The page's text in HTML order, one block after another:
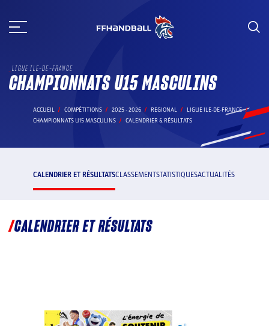
au
LIGUE ILE-DE-FRANCE
CHAMPIONNATS U15 MASCULINS
ACCUEIL COMPÉTITIONS 2025 - 2026 REGIONAL
LIGUE ILE-DE-FRANCE
CHAMPIONNATS U15 MASCULINS
CALENDRIER & RÉSULTATS
CALENDRIER ET RÉSULTATSCLASSEMENTSTATISTIQUESACTUALITÉS
CALENDRIER ET RÉSULTATS